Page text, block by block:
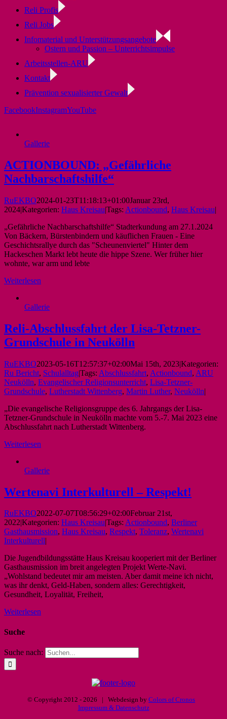
Reli Profis
Reli Jobs
Infomaterial und Unterstützungsangebote
Ostern und Passion – Unterrichtsimpulse
Arbeitsstellen-ARU
Kontakt
Prävention sexualisierter Gewalt
FacebookInstagramYouTube
Gallerie
ACTIONBOUND: „Gefährliche
Nachbarschaftshilfe“
RuEKBO2024-01-23T11:18:13+01:00Januar 23rd,
2024|Kategorien: Haus Kreisau|Tags: Actionbound, Haus Kreisau|
„Gefährliche Nachbarschaftshilfe“ Stadterkundung am 27.1.2024
Von Bäckern, Bürstenbindern und käuflichen Frauen - Eine
Geschichtsrallye durch das "Scheunenviertel" Hinter dem
Hackeschen Markt lebt heute die hippe Szene. Wer früher hier
wohnte, war arm und lebte
Weiterlesen
Gallerie
Reli-Abschlussfahrt der Lisa-Tetzner-
Grundschule in Neukölln
RuEKBO2023-05-16T12:57:37+02:00Mai 15th, 2023|Kategorien:
Ru Bericht, Schulalltag|Tags: Abschlussfahrt, Actionbound, ARU
Neukölln, Evangelischer Religionsunterricht, Lisa-Tetzner-
Grundschule, Lutherstadt Wittenberg, Martin Luther, Neukölln|
„Die evangelische Religionsgruppe des 6. Jahrgangs der Lisa-
Tetzner-Grundschule in Neukölln machte vom 5.-7. Mai 2023 eine
Abschlussfahrt nach Lutherstadt Wittenberg.
Weiterlesen
Gallerie
Wertenavi Interkulturell – Respekt!
RuEKBO2022-07-07T08:56:29+02:00Februar 21st,
2022|Kategorien: Haus Kreisau|Tags: Actionbound, Berliner
Gasthausmission, Haus Kreisau, Respekt, Toleranz, Wertenavi
Interkulturell|
Die Jugendbildungsstätte Haus Kreisau kooperiert mit der Berliner
Gasthausmission im breit angelegten Projekt Werte-Navi.
„Wohlstand bedeutet mir am meisten. Aber damit meine ich nicht,
was ihr denkt, Geld-Haben, sondern alles: Gerechtigkeit,
Gesundheit, Loyalität, Freiheit,
Weiterlesen
Suche
Suche nach:
© Copyright 2012 - 2026 | Webdesign by Colors of Cronos
Impressum & Datenschutz